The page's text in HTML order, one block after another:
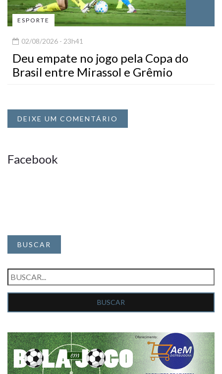
ESPORTE
02/08/2026 - 23h41
Deu empate no jogo pela Copa do
Brasil entre Mirassol e Grêmio
DEIXE UM COMENTÁRIO
Facebook
BUSCAR